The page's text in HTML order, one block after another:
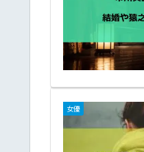
女優